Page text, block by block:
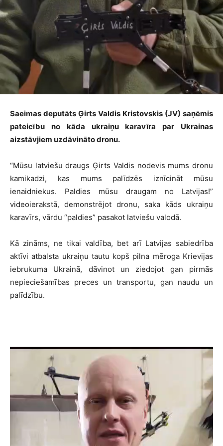
Saeimas deputāts Ģirts Valdis Kristovskis (JV) saņēmis
pateicību no kāda ukraiņu karavīra par Ukrainas
aizstāvjiem uzdāvināto dronu.
“Mūsu latviešu draugs Ģirts Valdis nodevis mums dronu
kamikadzi, kas mums palīdzēs iznīcināt mūsu
ienaidniekus. Paldies mūsu draugam no Latvijas!”
videoierakstā, demonstrējot dronu, saka kāds ukraiņu
karavīrs, vārdu “paldies” pasakot latviešu valodā.
Kā zināms, ne tikai valdība, bet arī Latvijas sabiedrība
aktīvi atbalsta ukraiņu tautu kopš pilna mēroga Krievijas
iebrukuma Ukrainā, dāvinot un ziedojot gan pirmās
nepieciešamības preces un transportu, gan naudu un
palīdzību.